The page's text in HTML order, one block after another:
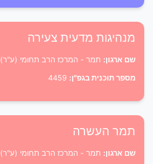
מנהיגות מדעית צעירה
שם ארגון: תמר - המרכז הרב תחומי (ע"ר)
מספר תוכנית בגפ"ן:
תמר העשרה
שם ארגון: תמר - המרכז הרב תחומי (ע"ר)